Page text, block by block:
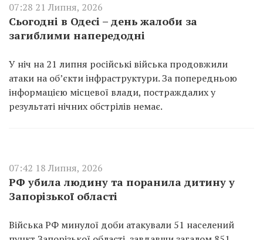
07:28 21 Липня, 2026
Сьогодні в Одесі – день жалоби за
загиблими напередодні
У ніч на 21 липня російські війська продовжили
атаки на об’єкти інфраструктури. За попередньою
інформацією місцевої влади, постраждалих у
результаті нічних обстрілів немає.
07:42 18 Липня, 2026
РФ убила людину та поранила дитину у
Запорізької області
Війська РФ минулої доби атакували 51 населений